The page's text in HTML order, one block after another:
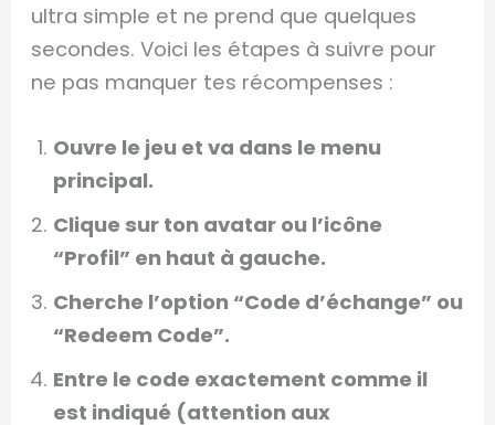
ultra simple et ne prend que quelques
secondes. Voici les étapes à suivre pour
ne pas manquer tes récompenses :
Ouvre le jeu et va dans le menu
principal.
Clique sur ton avatar ou l’icône
“Profil” en haut à gauche.
Cherche l’option “Code d’échange” ou
“Redeem Code”.
Entre le code exactement comme il
est indiqué (attention aux